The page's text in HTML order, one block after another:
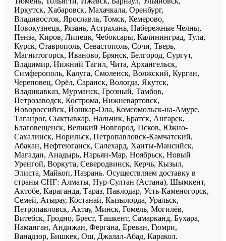
Иркутск, Хабаровск, Махачкала, Оренбург,
Владивосток, Ярославль, Томск, Кемерово,
Новокузнецк, Рязань, Астрахань, Набережные Челны,
Пенза, Киров, Липецк, Чебоксары, Калининград, Тула,
Курск, Ставрополь, Севастополь, Сочи, Тверь,
Магнитогорск, Иваново, Брянск, Белгород, Сургут,
Владимир, Нижний Тагил, Чита, Архангельск,
Симферополь, Калуга, Смоленск, Волжский, Курган,
Череповец, Орёл, Саранск, Вологда, Якутск,
Владикавказ, Мурманск, Грозный, Тамбов,
Петрозаводск, Кострома, Нижневартовск,
Новороссийск, Йошкар-Ола, Комсомольск-на-Амуре,
Таганрог, Сыктывкар, Нальчик, Братск, Ангарск,
Благовещенск, Великий Новгород, Псков, Южно-
Сахалинск, Норильск, Петропавловск-Камчатский,
Абакан, Нефтеюганск, Салехард, Ханты-Мансийск,
Магадан, Анадырь, Нарьян-Мар, Ноябрьск, Новый
Уренгой, Воркута, Северодвинск, Керчь, Кызыл,
Элиста, Майкоп, Назрань. Осуществляем доставку в
страны СНГ: Алматы, Нур-Султан (Астана), Шымкент,
Актобе, Караганда, Тараз, Павлодар, Усть-Каменогорск,
Семей, Атырау, Костанай, Кызылорда, Уральск,
Петропавловск, Актау, Минск, Гомель, Могилёв,
Витебск, Гродно, Брест, Ташкент, Самарканд, Бухара,
Наманган, Андижан, Фергана, Ереван, Гюмри,
Ванадзор, Бишкек, Ош, Джалал-Абад, Каракол.